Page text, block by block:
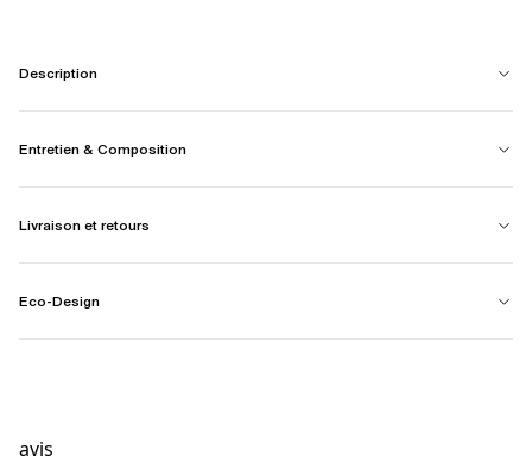
Description
Entretien & Composition
Livraison et retours
Eco-Design
avis